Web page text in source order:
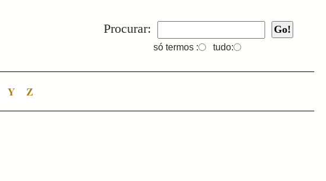
Procurar:
só termos : tudo:
Y Z